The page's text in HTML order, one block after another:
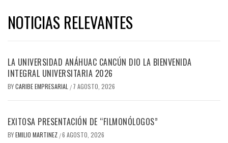
NOTICIAS RELEVANTES
LA UNIVERSIDAD ANÁHUAC CANCÚN DIO LA BIENVENIDA
INTEGRAL UNIVERSITARIA 2026
BYCARIBE EMPRESARIAL / 7 AGOSTO, 2026
EXITOSA PRESENTACIÓN DE “FILMONÓLOGOS”
BYEMILIO MARTINEZ /6 AGOSTO, 2026